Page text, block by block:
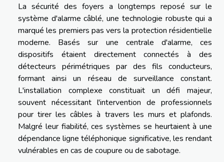
La sécurité des foyers a longtemps reposé sur le
système d'alarme câblé, une technologie robuste qui a
marqué les premiers pas vers la protection résidentielle
moderne. Basés sur une centrale d'alarme, ces
dispositifs étaient directement connectés à des
détecteurs périmétriques par des fils conducteurs,
formant ainsi un réseau de surveillance constant.
L'installation complexe constituait un défi majeur,
souvent nécessitant l'intervention de professionnels
pour tirer les câbles à travers les murs et plafonds.
Malgré leur fiabilité, ces systèmes se heurtaient à une
dépendance ligne téléphonique significative, les rendant
vulnérables en cas de coupure ou de sabotage.